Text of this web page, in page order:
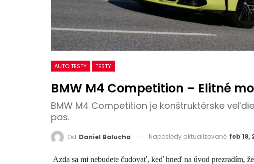
AUTO TESTY TESTY
BMW M4 Competition – Elitné
BMW M4 Competition je konštruktérske
pas.
Od Daniel Balucha Naposledy aktualizované feb 18,
Azda sa mi nebudete čudovať, keď hneď na úvod prezradím,